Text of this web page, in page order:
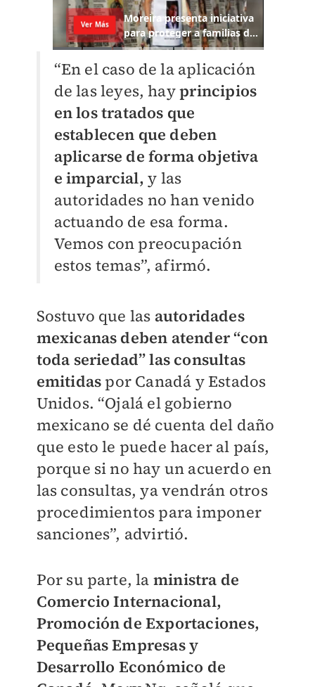
“En el caso de la aplicación
de las leyes, hayprincipios
en los tratados que
establecen que deben
aplicarse de forma objetiva
e imparcial, y las
autoridades no han venido
actuando de esa forma.
Vemos con preocupación
estos temas”, afirmó.
Sostuvo que las autoridades
mexicanas deben atender “con
toda seriedad” las consultas
emitidas por Canadá y Estados
Unidos. “Ojalá el gobierno
mexicano se dé cuenta del daño
que esto le puede hacer al país,
porque si no hay un acuerdo en
las consultas, ya vendrán otros
procedimientos para imponer
sanciones”, advirtió.
Por su parte, la ministra de
Comercio Internacional,
Promoción de Exportaciones,
Pequeñas Empresas y
Desarrollo Económico de